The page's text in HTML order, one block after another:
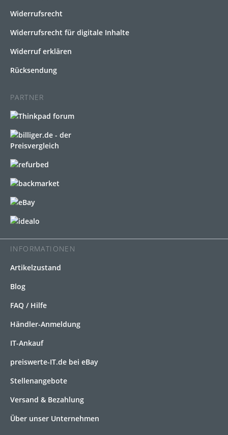
Widerrufsrecht
Widerrufsrecht für digitale Inhalte
Widerruf erklären
Rücksendung
PARTNER
INFORMATIONEN
Artikelzustand
Blog
FAQ / Hilfe
Händler-Anmeldung
IT-Ankauf
preiswerte-IT.de bei eBay
Stellenangebote
Versand & Bezahlung
Über unser Unternehmen